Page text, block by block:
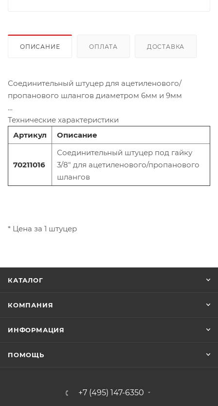
ОПИСАНИЕ ОПЛАТА ДОСТАВКА
Соединительный штуцер для ацетиленового/
пропанового шлангов диаметром 6мм и 9мм
Технические характеристики
Артикул
Описание
70211016
Соединительный штуцер под гайку
3/8" для ацетиленового/пропанового
шлангов
* Цена за 1 штуцер
КАТАЛОГ
КОМПАНИЯ
ИНФОРМАЦИЯ
ПОМОЩЬ
+7 (495) 147-6350